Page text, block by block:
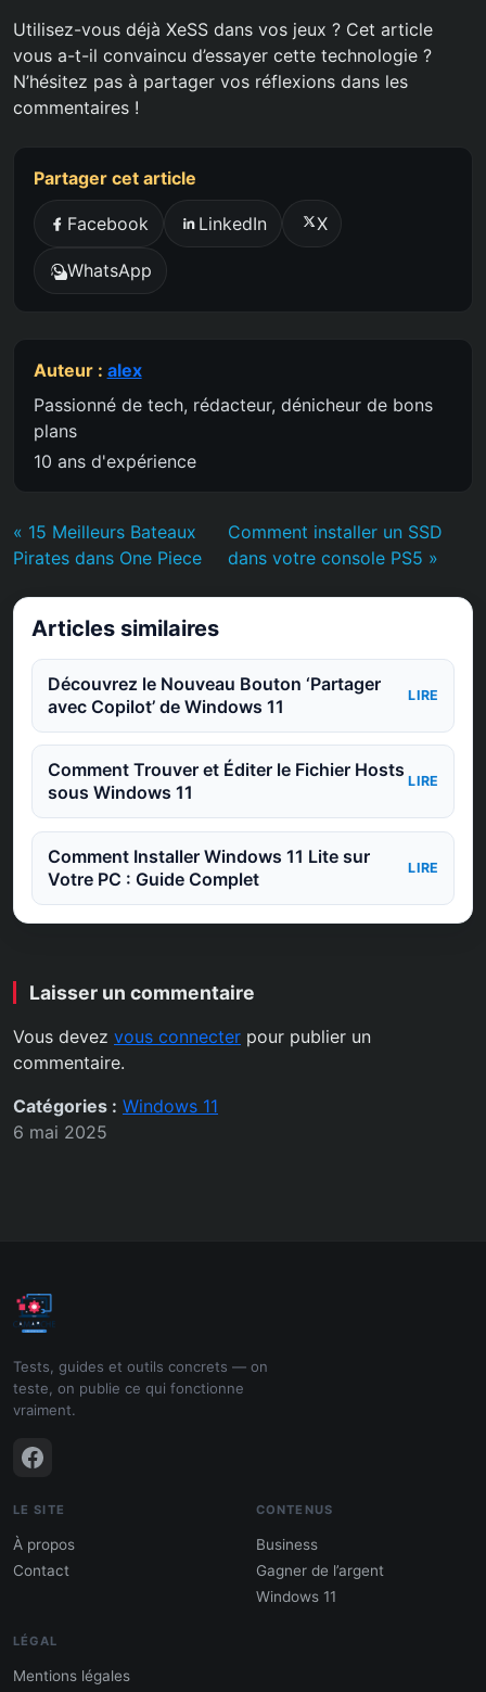
Utilisez-vous déjà XeSS dans vos jeux ? Cet article
vous a-t-il convaincu d’essayer cette technologie ?
N’hésitez pas à partager vos réflexions dans les
commentaires !
Partager cet article
Facebook LinkedIn X
WhatsApp
Auteur : alex
Passionné de tech, rédacteur, dénicheur de bons
plans
10 ans d'expérience
« 15 Meilleurs Bateaux
Pirates dans One Piece
Comment installer un SSD
dans votre console PS5 »
Articles similaires
Découvrez le Nouveau Bouton ‘Partager
avec Copilot’ de Windows 11
LIRE
Comment Trouver et Éditer le Fichier Hosts
sous Windows 11
LIRE
Comment Installer Windows 11 Lite sur
Votre PC : Guide Complet
LIRE
Laisser un commentaire
Vous devez vous connecter pour publier un
commentaire.
Catégories : Windows 11
6 mai 2025
Tests, guides et outils concrets — on
teste, on publie ce qui fonctionne
vraiment.
LE SITE
À propos
Contact
CONTENUS
Business
Gagner de l’argent
Windows 11
LÉGAL
Mentions légales